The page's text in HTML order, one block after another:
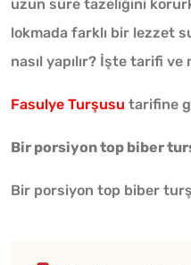
uzun süre tazeliğini
lokmada farklı bir lezzet
nasıl yapılır? İşte tarifi ve
Fasulye Turşusu tarifine
Bir porsiyon top biber
Bir porsiyon top biber